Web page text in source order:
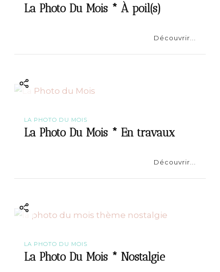
La Photo Du Mois * À poil(s)
Découvrir...
LA PHOTO DU MOIS
La Photo Du Mois * En travaux
Découvrir...
LA PHOTO DU MOIS
La Photo Du Mois * Nostalgie